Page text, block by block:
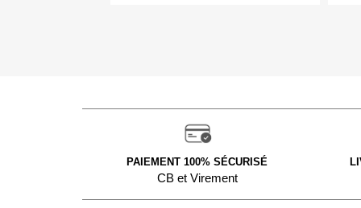
PAIEMENT 100% SÉCURISÉ
CB et Virement